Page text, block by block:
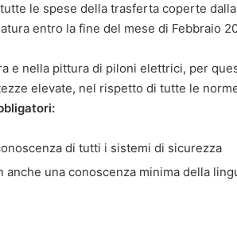
le spese della trasferta coperte
entro la fine del mese di Febbraio
e nella pittura di piloni elettrici, per
elevate, nel rispetto di tutte le
di tutti i sistemi di sicurezza
una conoscenza minima della